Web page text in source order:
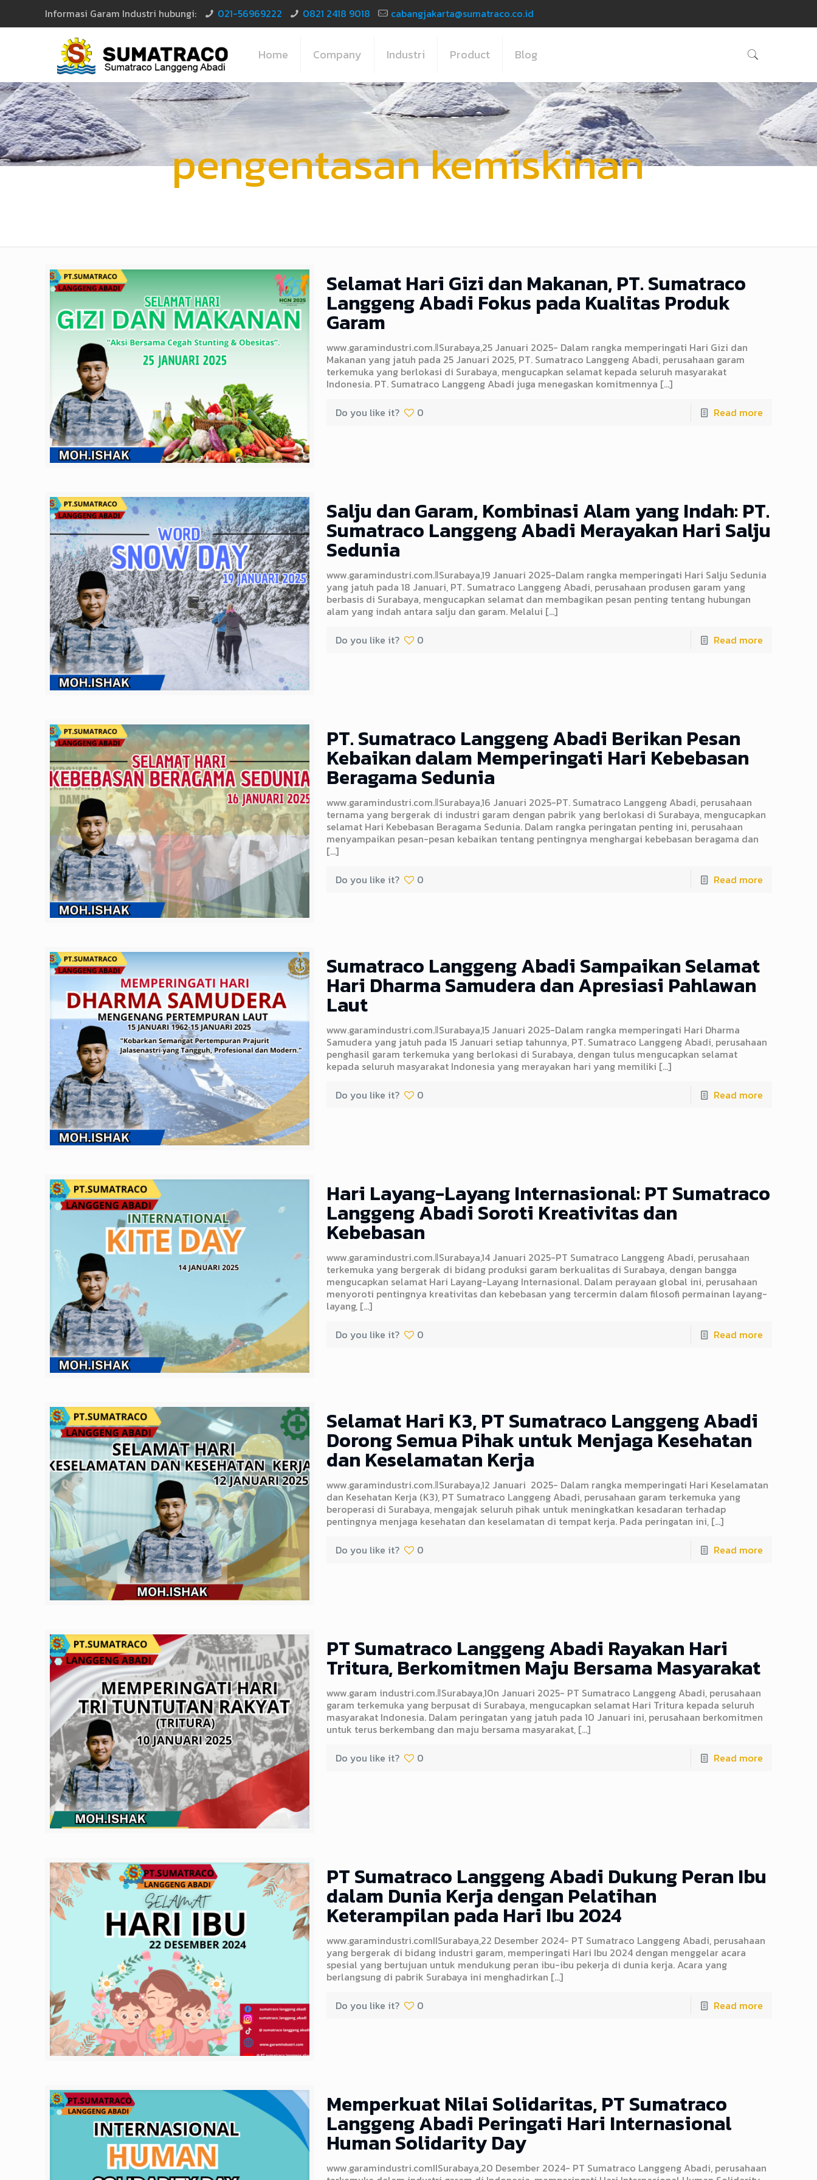
Informasi Garam Industri hubungi: 021-56969222 0821 2418 9018 cabangjakarta@sumatraco.co.id
Home Company Industri Product Blog
pengentasan kemiskinan
Selamat Hari Gizi dan Makanan, PT. Sumatraco
Langgeng Abadi Fokus pada Kualitas Produk
Garam
www.garamindustri.com.ǁSurabaya,25 Januari 2025- Dalam rangka memperingati Hari Gizi dan
Makanan yang jatuh pada 25 Januari 2025, PT. Sumatraco Langgeng Abadi, perusahaan garam
terkemuka yang berlokasi di Surabaya, mengucapkan selamat kepada seluruh masyarakat
Indonesia. PT. Sumatraco Langgeng Abadi juga menegaskan komitmennya […]
Do you like it?
0 Read more
Salju dan Garam, Kombinasi Alam yang Indah: PT.
Sumatraco Langgeng Abadi Merayakan Hari Salju
Sedunia
www.garamindustri.com.ǁSurabaya,19 Januari 2025-Dalam rangka memperingati Hari Salju Sedunia
yang jatuh pada 18 Januari, PT. Sumatraco Langgeng Abadi, perusahaan produsen garam yang
berbasis di Surabaya, mengucapkan selamat dan membagikan pesan penting tentang hubungan
alam yang indah antara salju dan garam. Melalui […]
Do you like it?
0 Read more
PT. Sumatraco Langgeng Abadi Berikan Pesan
Kebaikan dalam Memperingati Hari Kebebasan
Beragama Sedunia
www.garamindustri.com.ǁSurabaya,16 Januari 2025-PT. Sumatraco Langgeng Abadi, perusahaan
ternama yang bergerak di industri garam dengan pabrik yang berlokasi di Surabaya, mengucapkan
selamat Hari Kebebasan Beragama Sedunia. Dalam rangka peringatan penting ini, perusahaan
menyampaikan pesan-pesan kebaikan tentang pentingnya menghargai kebebasan beragama dan
[…]
Do you like it?
0 Read more
Sumatraco Langgeng Abadi Sampaikan Selamat
Hari Dharma Samudera dan Apresiasi Pahlawan
Laut
www.garamindustri.com.ǁSurabaya,15 Januari 2025-Dalam rangka memperingati Hari Dharma
Samudera yang jatuh pada 15 Januari setiap tahunnya, PT. Sumatraco Langgeng Abadi, perusahaan
penghasil garam terkemuka yang berlokasi di Surabaya, dengan tulus mengucapkan selamat
kepada seluruh masyarakat Indonesia yang merayakan hari yang memiliki […]
Do you like it?
0 Read more
Hari Layang-Layang Internasional: PT Sumatraco
Langgeng Abadi Soroti Kreativitas dan
Kebebasan
www.garamindustri.com.ǁSurabaya,14 Januari 2025-PT Sumatraco Langgeng Abadi, perusahaan
terkemuka yang bergerak di bidang produksi garam berkualitas di Surabaya, dengan bangga
mengucapkan selamat Hari Layang-Layang Internasional. Dalam perayaan global ini, perusahaan
menyoroti pentingnya kreativitas dan kebebasan yang tercermin dalam filosofi permainan layang-
layang,[…]
Do you like it?
0 Read more
Selamat Hari K3, PT Sumatraco Langgeng Abadi
Dorong Semua Pihak untuk Menjaga Kesehatan
dan Keselamatan Kerja
www.garamindustri.com.ǁSurabaya,12 Januari 2025- Dalam rangka memperingati Hari Keselamatan
dan Kesehatan Kerja (K3), PT Sumatraco Langgeng Abadi, perusahaan garam terkemuka yang
beroperasi di Surabaya, mengajak seluruh pihak untuk meningkatkan kesadaran terhadap
pentingnya menjaga kesehatan dan keselamatan di tempat kerja. Pada peringatan ini,[…]
Do you like it?
0 Read more
PT Sumatraco Langgeng Abadi Rayakan Hari
Tritura, Berkomitmen Maju Bersama Masyarakat
www.garam industri.com.ǁSurabaya,10n Januari 2025- PT Sumatraco Langgeng Abadi, perusahaan
garam terkemuka yang berpusat di Surabaya, mengucapkan selamat Hari Tritura kepada seluruh
masyarakat Indonesia. Dalam peringatan yang jatuh pada 10 Januari ini, perusahaan berkomitmen
untuk terus berkembang dan maju bersama masyarakat,[…]
Do you like it?
0 Read more
PT Sumatraco Langgeng Abadi Dukung Peran Ibu
dalam Dunia Kerja dengan Pelatihan
Keterampilan pada Hari Ibu 2024
www.garamindustri.comIISurabaya,22 Desember 2024- PT Sumatraco Langgeng Abadi, perusahaan
yang bergerak di bidang industri garam, memperingati Hari Ibu 2024 dengan menggelar acara
spesial yang bertujuan untuk mendukung peran ibu-ibu pekerja di dunia kerja. Acara yang
berlangsung di pabrik Surabaya ini menghadirkan […]
Do you like it?
0 Read more
Memperkuat Nilai Solidaritas, PT Sumatraco
Langgeng Abadi Peringati Hari Internasional
Human Solidarity Day
www.garamindustri.comIISurabaya,20 Desember 2024- PT Sumatraco Langgeng Abadi, perusahaan